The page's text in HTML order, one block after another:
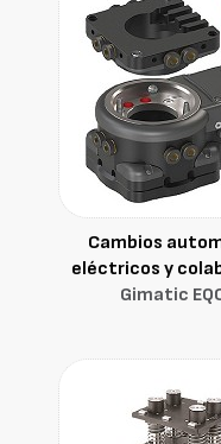
Cambios
eléctricos y
Gimatic